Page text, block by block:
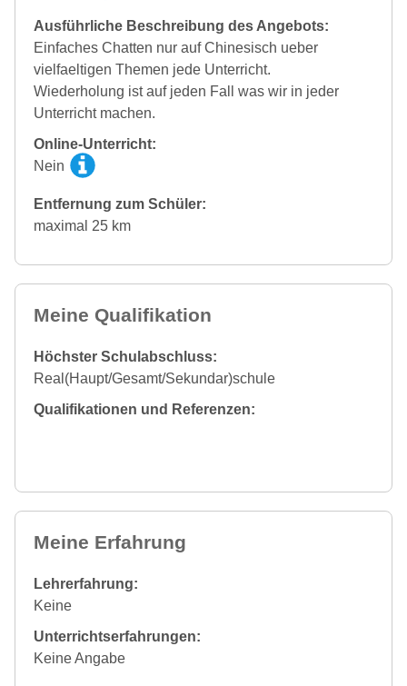
Ausführliche Beschreibung des Angebots:
Einfaches Chatten nur auf Chinesisch ueber
vielfaeltigen Themen jede Unterricht.
Wiederholung ist auf jeden Fall was wir in jeder
Unterricht machen.
Online-Unterricht:
Nein
Entfernung zum Schüler:
maximal 25 km
Meine Qualifikation
Höchster Schulabschluss:
Real(Haupt/Gesamt/Sekundar)schule
Qualifikationen und Referenzen:
Meine Erfahrung
Lehrerfahrung:
Keine
Unterrichtserfahrungen:
Keine Angabe